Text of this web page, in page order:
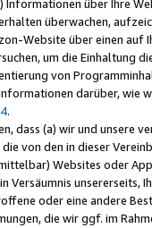
Informationen über Ihre
überwachen,
Website über einen
um die Einhaltung
von
darüber, wie
.
dass (a) wir und
von den in dieser
Websites oder
Versäumnis unsererseits,
oder eine andere
die wir ggf. im